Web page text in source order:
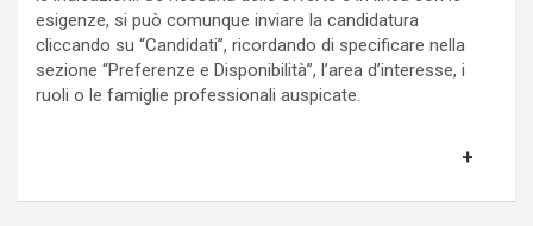
esigenze, si può comunque inviare la candidatura
cliccando su “Candidati”, ricordando di specificare nella
sezione “Preferenze e Disponibilità”, l’area d’interesse, i
ruoli o le famiglie professionali auspicate.